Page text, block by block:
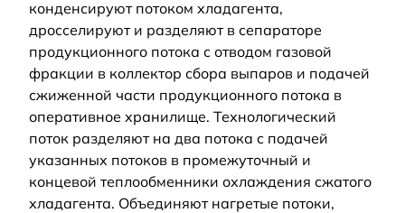
конденсируют потоком хладагента,
дросселируют и разделяют в сепараторе
продукционного потока с отводом газовой
фракции в коллектор сбора выпаров и подачей
сжиженной части продукционного потока в
оперативное хранилище. Технологический
поток разделяют на два потока с подачей
указанных потоков в промежуточный и
концевой теплообменники охлаждения сжатого
хладагента. Объединяют нагретые потоки,